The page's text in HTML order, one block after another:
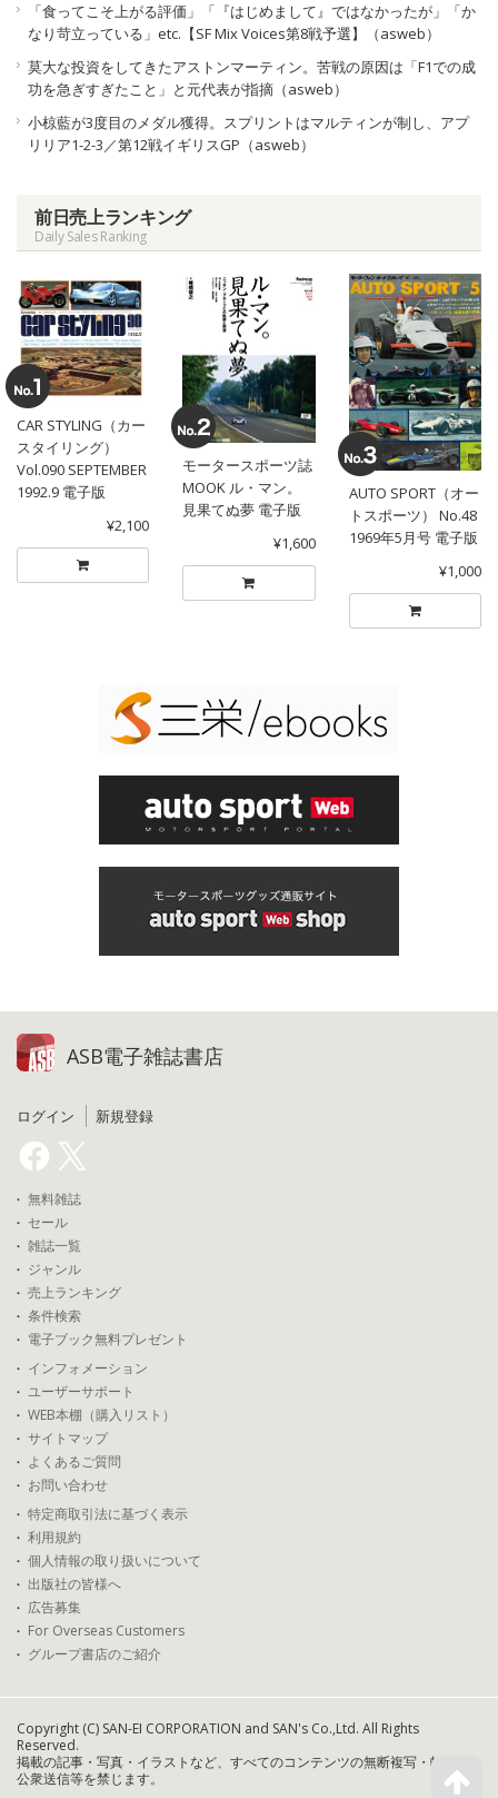
「食ってこそ上がる評価」「『はじめまして』ではなかったが」「か
なり苛立っている」etc.【SF Mix Voices第8戦予選】（asweb）
莫大な投資をしてきたアストンマーティン。苦戦の原因は「F1での成
功を急ぎすぎたこと」と元代表が指摘（asweb）
小椋藍が3度目のメダル獲得。スプリントはマルティンが制し、アプ
リリア1-2-3／第12戦イギリスGP（asweb）
前日売上ランキング
Daily Sales Ranking
CAR STYLING（カー
スタイリング）
Vol.090 SEPTEMBER
1992.9 電子版
¥2,100
モータースポーツ誌
MOOK ル・マン。
見果てぬ夢 電子版
¥1,600
AUTO SPORT（オー
トスポーツ） No.48
1969年5月号 電子版
¥1,000
ASB電子雑誌書店
ログイン 新規登録
無料雑誌
セール
雑誌一覧
ジャンル
売上ランキング
条件検索
電子ブック無料プレゼント
インフォメーション
ユーザーサポート
WEB本棚（購入リスト）
サイトマップ
よくあるご質問
お問い合わせ
特定商取引法に基づく表示
利用規約
個人情報の取り扱いについて
出版社の皆様へ
広告募集
For Overseas Customers
グループ書店のご紹介
Copyright (C) SAN-EI CORPORATION and SAN's Co.,Ltd. All Rights
Reserved.
掲載の記事・写真・イラストなど、すべてのコンテンツの無断複写・転載・
公衆送信等を禁じます。